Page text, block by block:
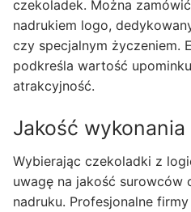
czekoladek. Można
nadrukiem logo,
czy specjalnym życzeniem.
podkreśla wartość
atrakcyjność.
Jakość wykonania
Wybierając czekoladki z
uwagę na jakość surowców
nadruku. Profesjonalne